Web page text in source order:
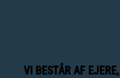
VI BESTÅR AF